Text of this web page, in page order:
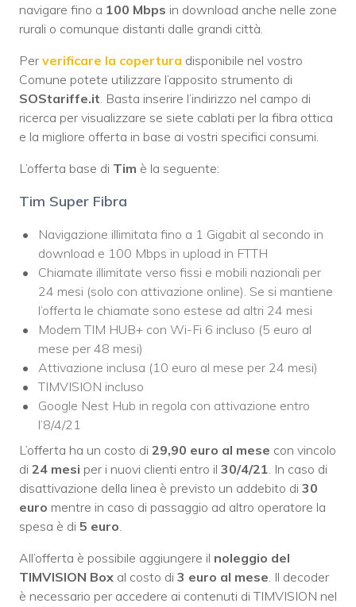
navigare fino a 100 Mbps in download anche nelle zone
rurali o comunque distanti dalle grandi città.
Per verificare la copertura disponibile nel vostro
Comune potete utilizzare l’apposito strumento di
SOStariffe.it . Basta inserire l’indirizzo nel campo di
ricerca per visualizzare se siete cablati per la fibra ottica
e la migliore offerta in base ai vostri specifici consumi.
L’offerta base di Tim è la seguente:
Tim Super Fibra
Navigazione illimitata fino a 1 Gigabit al secondo in
download e 100 Mbps in upload in FTTH
Chiamate illimitate verso fissi e mobili nazionali per
24 mesi (solo con attivazione online). Se si mantiene
l’offerta le chiamate sono estese ad altri 24 mesi
Modem TIM HUB+ con Wi-Fi 6 incluso (5 euro al
mese per 48 mesi)
Attivazione inclusa (10 euro al mese per 24 mesi)
TIMVISION incluso
Google Nest Hub in regola con attivazione entro
l’8/4/21
L’offerta ha un costo di 29,90 euro al mese con vincolo
di 24 mesi per i nuovi clienti entro il 30/4/21 . In caso di
disattivazione della linea è previsto un addebito di 30
euro mentre in caso di passaggio ad altro operatore la
spesa è di 5 euro
All’offerta è possibile aggiungere il noleggio del
TIMVISION Box al costo di 3 euro al mese . Il decoder
è necessario per accedere ai contenuti di TIMVISION nel